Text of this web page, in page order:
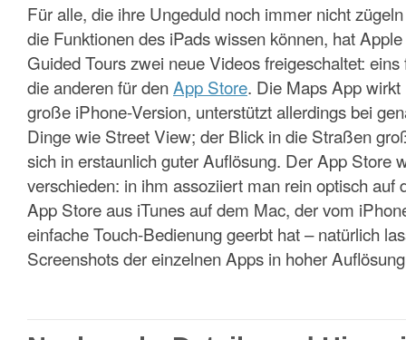
Für alle, die ihre Ungeduld noch immer nicht
die Funktionen des iPads wissen können, hat
Guided Tours zwei neue Videos freigeschaltet:
die anderen für denApp Store. Die Maps App
große iPhone-Version, unterstützt allerdings bei
Dinge wie Street View; der Blick in die Straßen
sich in erstaunlich guter Auflösung. Der App Store
verschieden: in ihm assoziiert man rein optisch auf
App Store aus iTunes auf dem Mac, der vom
einfache Touch-Bedienung geerbt hat – natürlich
Screenshots der einzelnen Apps in hoher